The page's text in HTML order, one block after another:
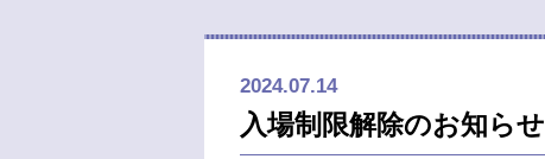
2024.07.14
入場制限解除のお知らせ